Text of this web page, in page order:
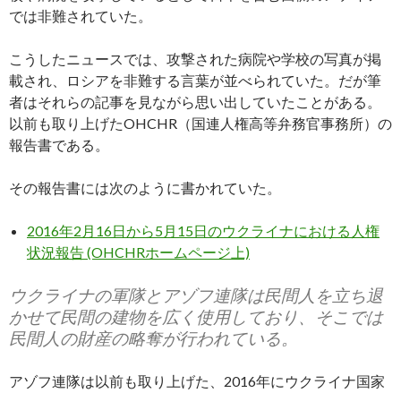
では非難されていた。
こうしたニュースでは、攻撃された病院や学校の写真が掲
載され、ロシアを非難する言葉が並べられていた。だが筆
者はそれらの記事を見ながら思い出していたことがある。
以前も取り上げたOHCHR（国連人権高等弁務官事務所）の
報告書である。
その報告書には次のように書かれていた。
2016年2月16日から5月15日のウクライナにおける人権
状況報告 (OHCHRホームページ上)
ウクライナの軍隊とアゾフ連隊は民間人を立ち退
かせて民間の建物を広く使用しており、そこでは
民間人の財産の略奪が行われている。
アゾフ連隊は以前も取り上げた、2016年にウクライナ国家